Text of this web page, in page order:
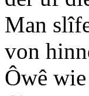
Man
von
Ôwê